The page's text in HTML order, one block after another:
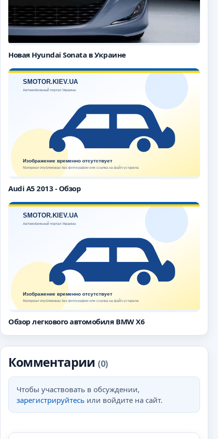
Новая Hyundai Sonata в Украине
Audi A5 2013 - Обзор
Обзор легкового автомобиля BMW X6
Комментарии(0)
Чтобы участвовать в обсуждении,
зарегистрируйтесь или войдите на сайт.